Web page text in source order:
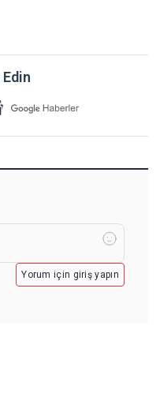
Yorum için giriş yapın